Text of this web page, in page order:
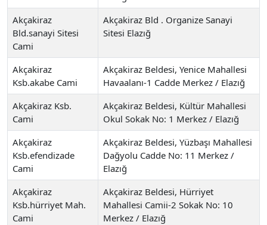
Akçakiraz
Bld.sanayi Sitesi
Cami
Akçakiraz Bld . Organize Sanayi
Sitesi Elazığ
Akçakiraz
Ksb.akabe Cami
Akçakiraz Beldesi, Yenice Mahallesi
Havaalanı-1 Cadde Merkez / Elazığ
Akçakiraz Ksb.
Cami
Akçakiraz Beldesi, Kültür Mahallesi
Okul Sokak No: 1 Merkez / Elazığ
Akçakiraz
Ksb.efendizade
Cami
Akçakiraz Beldesi, Yüzbaşı Mahallesi
Dağyolu Cadde No: 11 Merkez /
Elazığ
Akçakiraz
Ksb.hürriyet Mah.
Cami
Akçakiraz Beldesi, Hürriyet
Mahallesi Camii-2 Sokak No: 10
Merkez / Elazığ